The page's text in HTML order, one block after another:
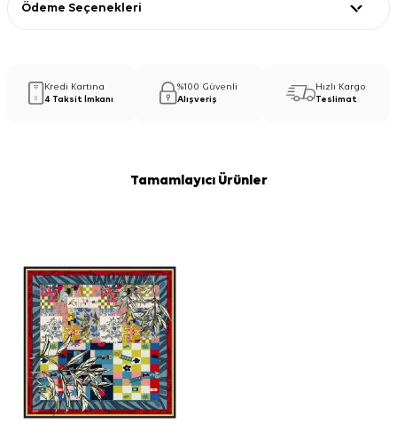
Ödeme Seçenekleri
Kredi Kartına
4 Taksit İmkanı
%100 Güvenli
Alışveriş
Hızlı Kargo
Teslimat
Tamamlayıcı Ürünler